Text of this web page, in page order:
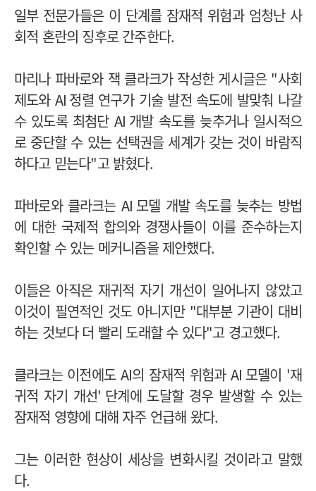
일부 전문가들은 이 단계를 잠재적 위험과 엄청난 사
회적 혼란의 징후로 간주한다.
마리나 파바로와 잭 클라크가 작성한 게시글은 "사회
제도와 AI 정렬 연구가 기술 발전 속도에 발맞춰 나갈
수 있도록 최첨단 AI 개발 속도를 늦추거나 일시적으
로 중단할 수 있는 선택권을 세계가 갖는 것이 바람직
하다고 믿는다"고 밝혔다.
파바로와 클라크는 AI 모델 개발 속도를 늦추는 방법
에 대한 국제적 합의와 경쟁사들이 이를 준수하는지
확인할 수 있는 메커니즘을 제안했다.
이들은 아직은 재귀적 자기 개선이 일어나지 않았고
이것이 필연적인 것도 아니지만 "대부분 기관이 대비
하는 것보다 더 빨리 도래할 수 있다"고 경고했다.
클라크는 이전에도 AI의 잠재적 위험과 AI 모델이 '재
귀적 자기 개선' 단계에 도달할 경우 발생할 수 있는
잠재적 영향에 대해 자주 언급해 왔다.
그는 이러한 현상이 세상을 변화시킬 것이라고 말했
다.